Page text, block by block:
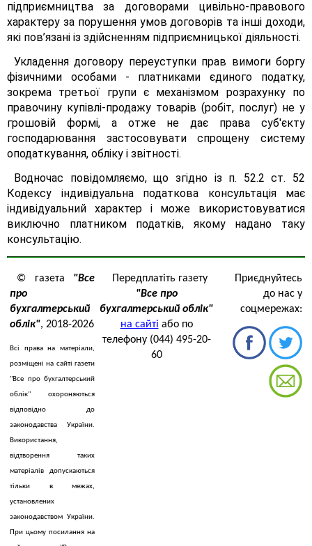
підприємництва за договорами цивільно-правового
характеру за порушення умов договорів та інші доходи,
які пов’язані із здійсненням підприємницької діяльності.
Укладення договору переуступки прав вимоги боргу
фізичними особами - платниками єдиного податку,
зокрема третьої групи є механізмом розрахунку по
правочину купівлі-продажу товарів (робіт, послуг) не у
грошовій формі, а отже не дає права суб'єкту
господарювання застосовувати спрощену систему
оподаткування, обліку і звітності.
Водночас повідомляємо, що згідно із п. 52.2 ст. 52
Кодексу індивідуальна податкова консультація має
індивідуальний характер і може використовуватися
виключно платником податків, якому надано таку
консультацію.
© газета "Все
про
бухгалтерський
облік", 2018-2026
Всі права на матеріали,
розміщені на сайті газети
"Все про бухгалтерський
облік" охороняються
відповідно до
законодавства України.
Використання,
відтворення таких
матеріалів допускаються
тільки в межах,
установлених
законодавством України.
При цьому посилання на
Передплатіть газету
"Все про
бухгалтерський облік"
на сайті або по
телефону (044) 495-20-
60
Приєднуйтесь
до нас у
соцмережах: